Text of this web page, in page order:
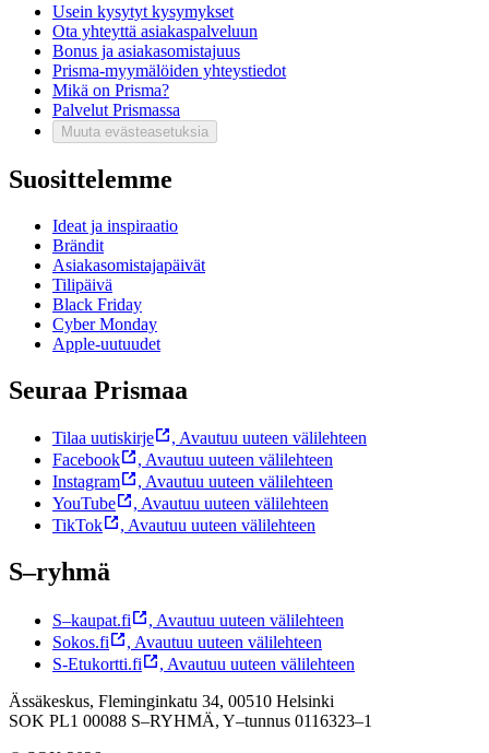
Usein kysytyt kysymykset
Ota yhteyttä asiakaspalveluun
Bonus ja asiakasomistajuus
Prisma-myymälöiden yhteystiedot
Mikä on Prisma?
Palvelut Prismassa
Muuta evästeasetuksia
Suosittelemme
Ideat ja inspiraatio
Brändit
Asiakasomistajapäivät
Tilipäivä
Black Friday
Cyber Monday
Apple-uutuudet
Seuraa Prismaa
Tilaa uutiskirje , Avautuu uuteen välilehteen
Facebook
, Avautuu uuteen välilehteen
Instagram
, Avautuu uuteen välilehteen
YouTube
, Avautuu uuteen välilehteen
TikTok
, Avautuu uuteen välilehteen
S–ryhmä
S–kaupat.fi , Avautuu uuteen välilehteen
Sokos.fi
, Avautuu uuteen välilehteen
S-Etukortti.fi
, Avautuu uuteen välilehteen
Ässäkeskus, Fleminginkatu 34, 00510 Helsinki
SOK PL1 00088 S–RYHMÄ, Y–tunnus 0116323–1